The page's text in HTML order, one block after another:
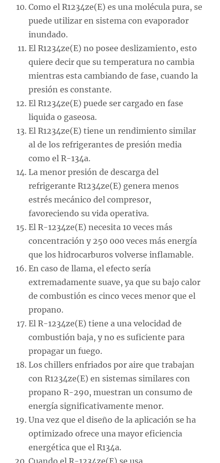
Como el R1234ze(E) es una molécula pura, se
puede utilizar en sistema con evaporador
inundado.
El R1234ze(E) no posee deslizamiento, esto
quiere decir que su temperatura no cambia
mientras esta cambiando de fase, cuando la
presión es constante.
El R1234ze(E) puede ser cargado en fase
liquida o gaseosa.
El R1234ze(E) tiene un rendimiento similar
al de los refrigerantes de presión media
como el R-134a.
La menor presión de descarga del
refrigerante R1234ze(E) genera menos
estrés mecánico del compresor,
favoreciendo su vida operativa.
El R-1234ze(E) necesita 10 veces más
concentración y 250 000 veces más energía
que los hidrocarburos volverse inflamable.
En caso de llama, el efecto sería
extremadamente suave, ya que su bajo calor
de combustión es cinco veces menor que el
propano.
El R-1234ze(E) tiene a una velocidad de
combustión baja, y no es suficiente para
propagar un fuego.
Los chillers enfriados por aire que trabajan
con R1234ze(E) en sistemas similares con
propano R-290, muestran un consumo de
energía significativamente menor.
Una vez que el diseño de la aplicación se ha
optimizado ofrece una mayor eficiencia
energética que el R134a.
Cuando el R-1234ze(E) se usa